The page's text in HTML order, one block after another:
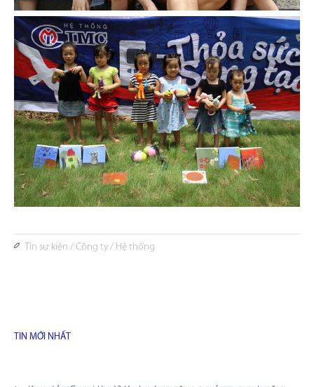
Tin sự kiện /Công ty/ Hệ thống
TIN MỚI NHẤT